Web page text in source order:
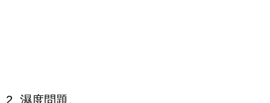
2. 濕度問題。